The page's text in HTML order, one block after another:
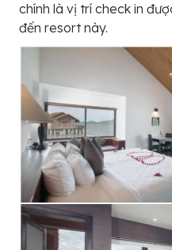
chính là vị trí check in
đến resort này.